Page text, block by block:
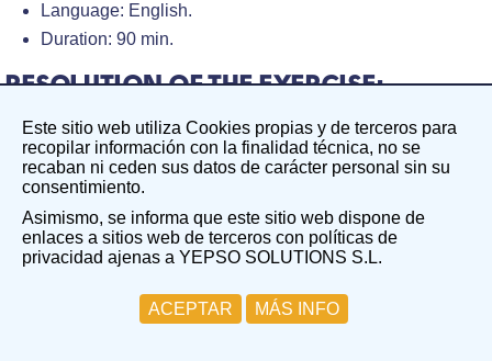
Language: English.
Duration: 90 min.
RESOLUTION OF THE EXERCISE:
After completing the exercise, a response model will be
sent, presenting a comprehensive answer to the exercise.
PROCESS DESCRIPTION:
The receipt of the Written assignment package is done within
a short period (the maximum period is 24 working hours).
1. We receive your email requesting the Written
Este sitio web utiliza Cookies propias y de terceros para
recopilar información con la finalidad técnica, no se
recaban ni ceden sus datos de carácter personal sin su
consentimiento.
Asimismo, se informa que este sitio web dispone de
enlaces a sitios web de terceros con políticas de
privacidad ajenas a YEPSO SOLUTIONS S.L.
ACEPTAR MÁS INFO